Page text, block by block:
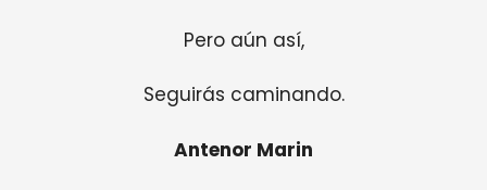
Pero aún así,
Seguirás caminando.
Antenor Marin